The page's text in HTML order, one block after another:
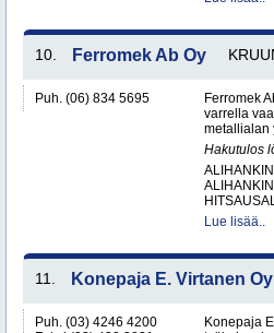
10. Ferromek Ab Oy
Puh. (06) 834 5695
Ferromek
varrella
metallialan
Hakutulos
Lue lisää..
11. Konepaja E. Virtanen Oy
Puh. (03) 4246 4200
Konepaja